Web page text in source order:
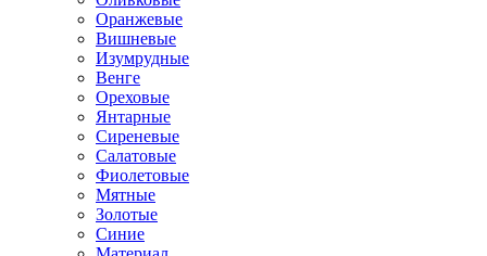
Оранжевые
Вишневые
Изумрудные
Венге
Ореховые
Янтарные
Сиреневые
Салатовые
Фиолетовые
Мятные
Золотые
Синие